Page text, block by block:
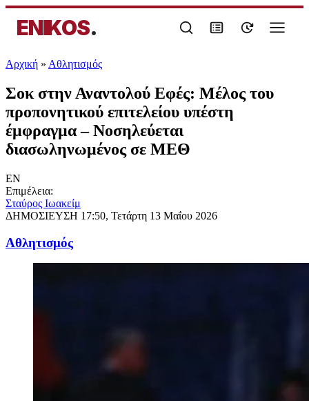
ENIKOS.
Αρχική » Αθλητισμός
Σοκ στην Αναντολού Εφές: Μέλος του
προπονητικού επιτελείου υπέστη
έμφραγμα – Νοσηλεύεται
διασωληνωμένος σε ΜΕΘ
EN
Επιμέλεια:
Σταύρος Ιωακείμ
ΔΗΜΟΣΙΕΥΣΗ 17:50, Τετάρτη 13 Μαΐου 2026
Αθλητισμός